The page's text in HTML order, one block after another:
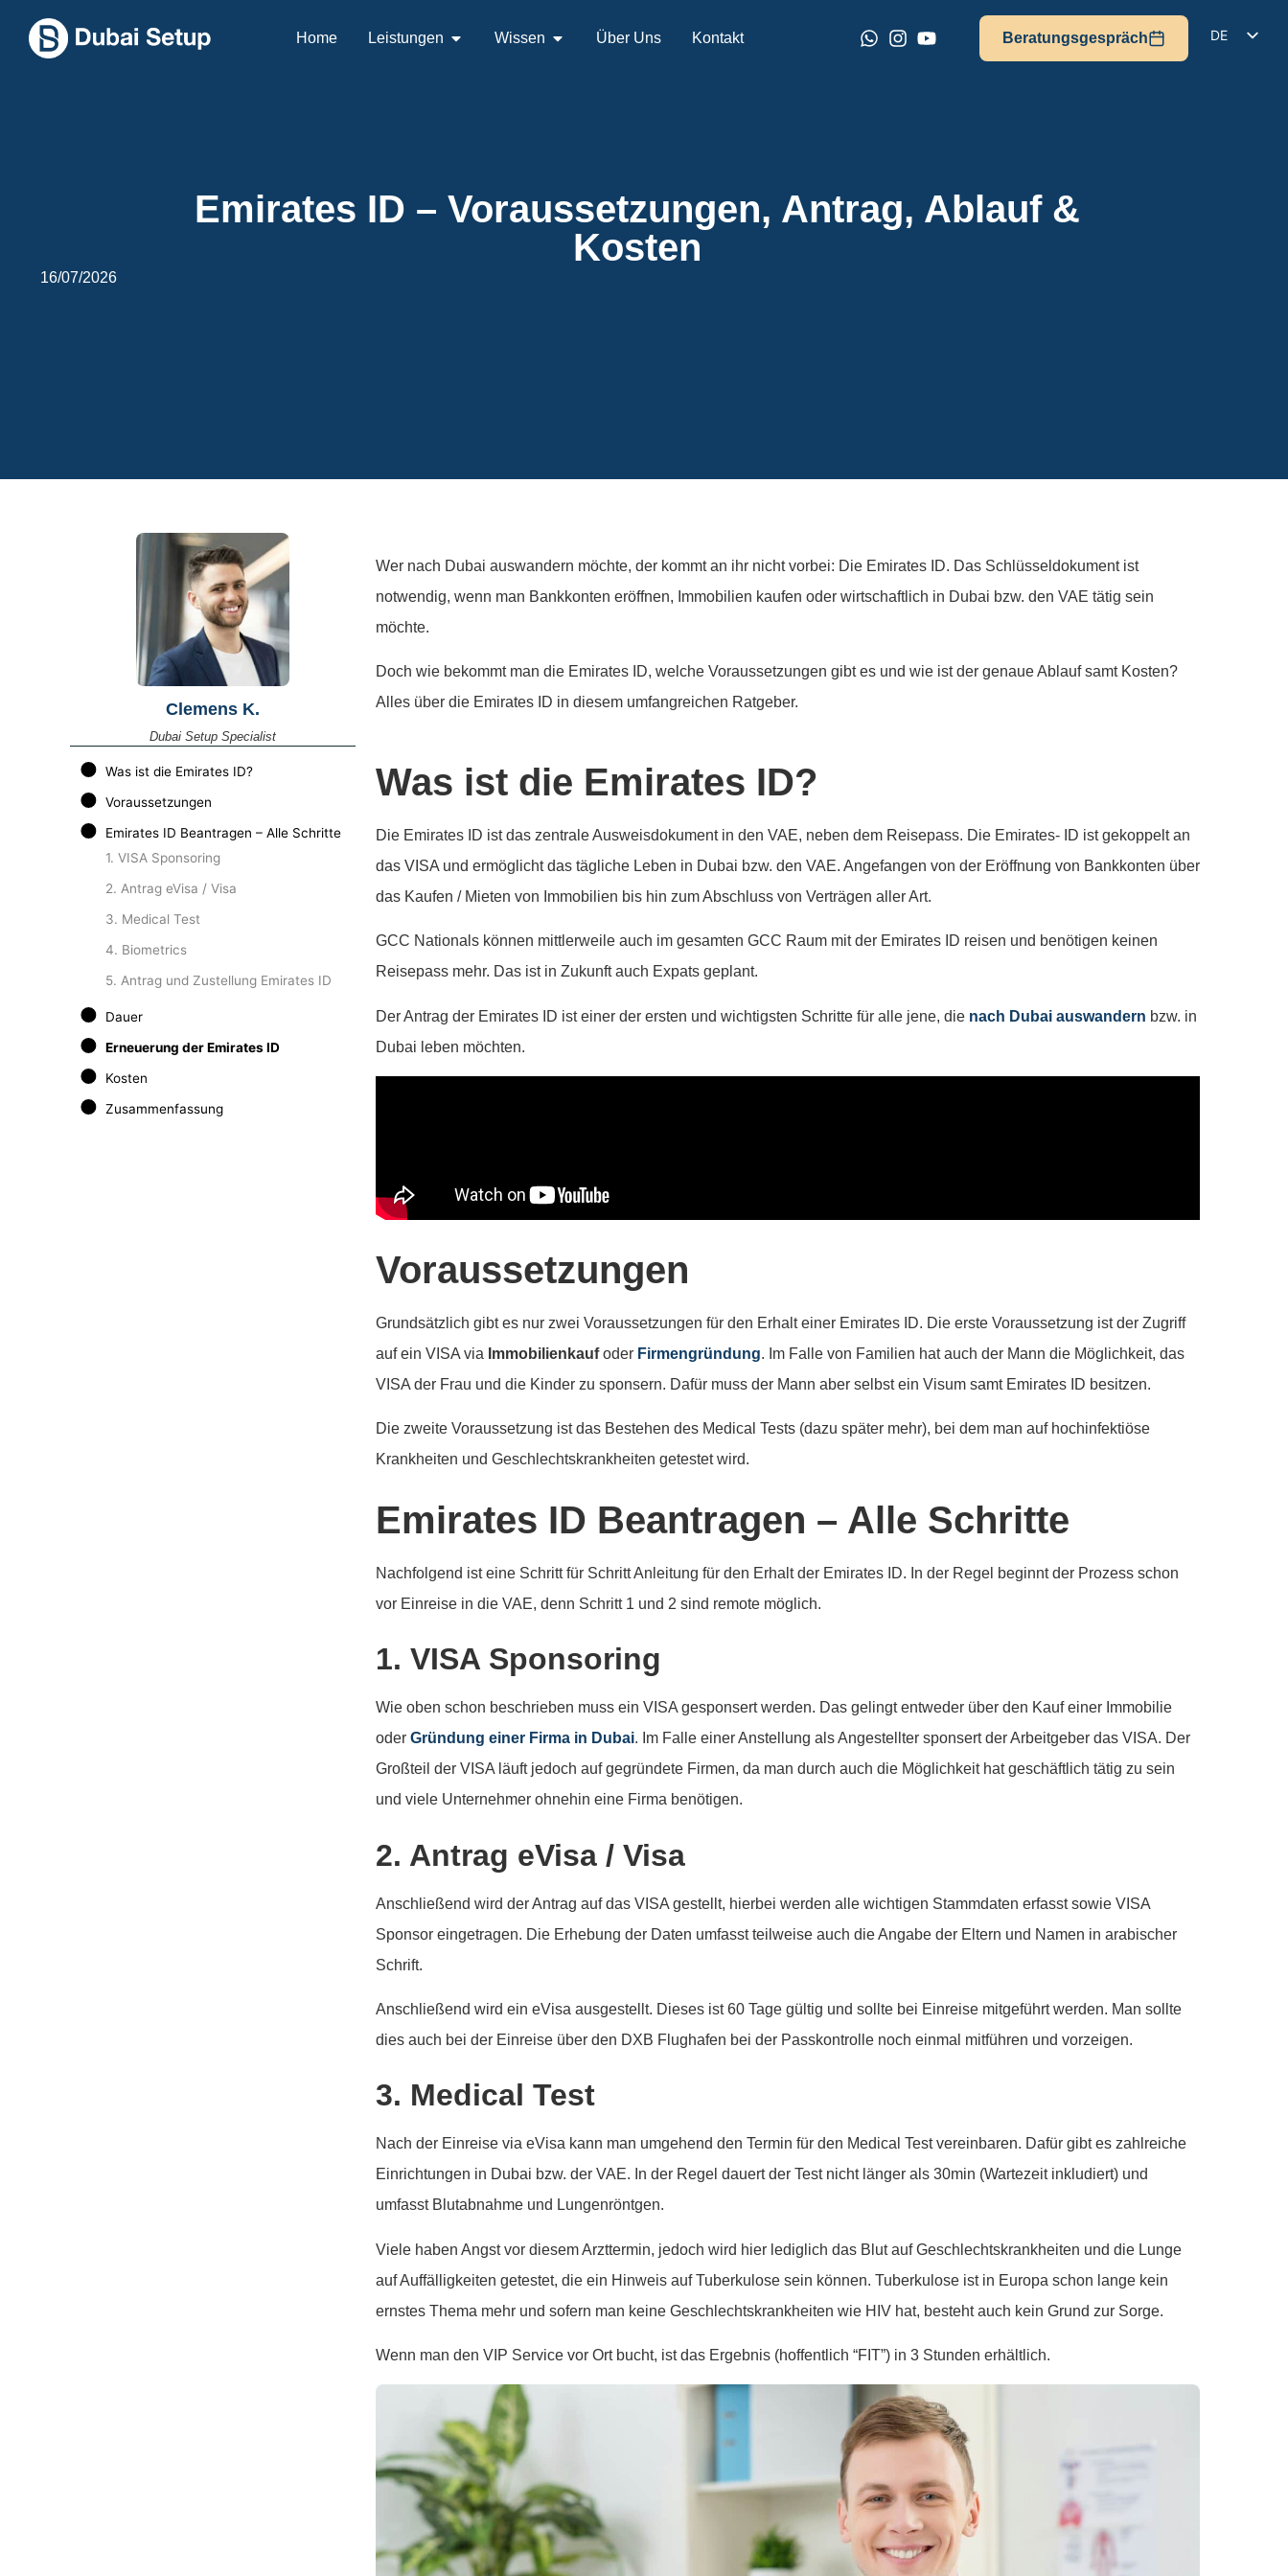
Home Leistungen Wissen Über Uns Kontakt Beratungsgespräch
DE
Emirates ID – Voraussetzungen, Antrag, Ablauf &
Kosten
16/07/2026
Clemens K.
Dubai Setup Specialist
Was ist die Emirates ID?
Voraussetzungen
Emirates ID Beantragen – Alle Schritte
1. VISA Sponsoring
2. Antrag eVisa / Visa
3. Medical Test
4. Biometrics
5. Antrag und Zustellung Emirates ID
Dauer
Erneuerung der Emirates ID
Kosten
Zusammenfassung
Wer nach Dubai auswandern möchte, der kommt an ihr nicht vorbei: Die Emirates ID. Das Schlüsseldokument ist
notwendig, wenn man Bankkonten eröffnen, Immobilien kaufen oder wirtschaftlich in Dubai bzw. den VAE tätig sein
möchte.
Doch wie bekommt man die Emirates ID, welche Voraussetzungen gibt es und wie ist der genaue Ablauf samt Kosten?
Alles über die Emirates ID in diesem umfangreichen Ratgeber.
Was ist die Emirates ID?
Die Emirates ID ist das zentrale Ausweisdokument in den VAE, neben dem Reisepass. Die Emirates- ID ist gekoppelt an
das VISA und ermöglicht das tägliche Leben in Dubai bzw. den VAE. Angefangen von der Eröffnung von Bankkonten über
das Kaufen / Mieten von Immobilien bis hin zum Abschluss von Verträgen aller Art.
GCC Nationals können mittlerweile auch im gesamten GCC Raum mit der Emirates ID reisen und benötigen keinen
Reisepass mehr. Das ist in Zukunft auch Expats geplant.
Der Antrag der Emirates ID ist einer der ersten und wichtigsten Schritte für alle jene, die nach Dubai auswandern bzw. in
Dubai leben möchten.
Voraussetzungen
Grundsätzlich gibt es nur zwei Voraussetzungen für den Erhalt einer Emirates ID. Die erste Voraussetzung ist der Zugriff
auf ein VISA via Immobilienkaufoder Firmengründung. Im Falle von Familien hat auch der Mann die Möglichkeit, das
VISA der Frau und die Kinder zu sponsern. Dafür muss der Mann aber selbst ein Visum samt Emirates ID besitzen.
Die zweite Voraussetzung ist das Bestehen des Medical Tests (dazu später mehr), bei dem man auf hochinfektiöse
Krankheiten und Geschlechtskrankheiten getestet wird.
Emirates ID Beantragen – Alle Schritte
Nachfolgend ist eine Schritt für Schritt Anleitung für den Erhalt der Emirates ID. In der Regel beginnt der Prozess schon
vor Einreise in die VAE, denn Schritt 1 und 2 sind remote möglich.
1. VISA Sponsoring
Wie oben schon beschrieben muss ein VISA gesponsert werden. Das gelingt entweder über den Kauf einer Immobilie
oder Gründung einer Firma in Dubai. Im Falle einer Anstellung als Angestellter sponsert der Arbeitgeber das VISA. Der
Großteil der VISA läuft jedoch auf gegründete Firmen, da man durch auch die Möglichkeit hat geschäftlich tätig zu sein
und viele Unternehmer ohnehin eine Firma benötigen.
2. Antrag eVisa / Visa
Anschließend wird der Antrag auf das VISA gestellt, hierbei werden alle wichtigen Stammdaten erfasst sowie VISA
Sponsor eingetragen. Die Erhebung der Daten umfasst teilweise auch die Angabe der Eltern und Namen in arabischer
Schrift.
Anschließend wird ein eVisa ausgestellt. Dieses ist 60 Tage gültig und sollte bei Einreise mitgeführt werden. Man sollte
dies auch bei der Einreise über den DXB Flughafen bei der Passkontrolle noch einmal mitführen und vorzeigen.
3. Medical Test
Nach der Einreise via eVisa kann man umgehend den Termin für den Medical Test vereinbaren. Dafür gibt es zahlreiche
Einrichtungen in Dubai bzw. der VAE. In der Regel dauert der Test nicht länger als 30min (Wartezeit inkludiert) und
umfasst Blutabnahme und Lungenröntgen.
Viele haben Angst vor diesem Arzttermin, jedoch wird hier lediglich das Blut auf Geschlechtskrankheiten und die Lunge
auf Auffälligkeiten getestet, die ein Hinweis auf Tuberkulose sein können. Tuberkulose ist in Europa schon lange kein
ernstes Thema mehr und sofern man keine Geschlechtskrankheiten wie HIV hat, besteht auch kein Grund zur Sorge.
Wenn man den VIP Service vor Ort bucht, ist das Ergebnis (hoffentlich “FIT”) in 3 Stunden erhältlich.